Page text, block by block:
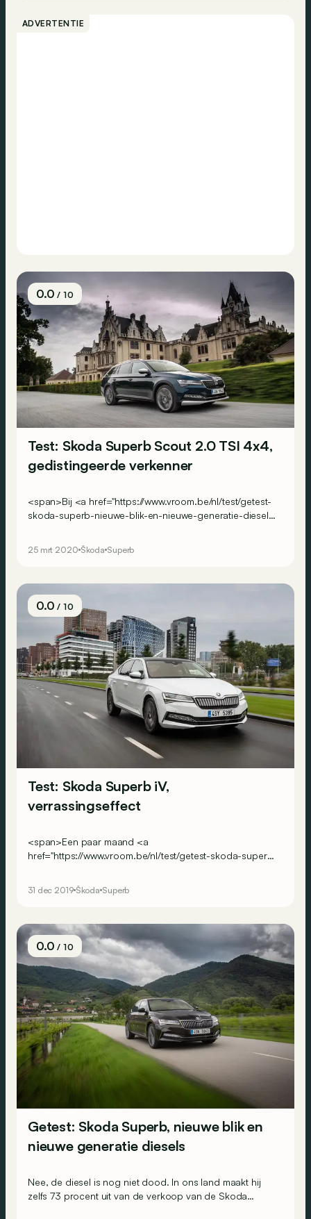
ADVERTENTIE
0.0/ 10
Test: Skoda Superb Scout 2.0 TSI 4x4,
gedistingeerde verkenner
<span>Bij <a href="https://www.vroom.be/nl/test/getest-
skoda-superb-nieuwe-blik-en-nieuwe-generatie-diesels-
alleen zijn neus bijgepoederd. Hij kreeg er ook een
nieuwe allewegenvariant bij: de Superb Scout.</span>
25 mrt 2020 Škoda Superb
0.0/ 10
Test: Skoda Superb iV,
verrassingseffect
<span>Een paar maand <a
href="https://www.vroom.be/nl/test/getest-skoda-superb-
facelift</a> kan het vlaggenschip van Skoda nu ook aan
de stekker gaan hangen door de plug-inhybride
Wat geeft deze conversie in de praktijk?</span>
31 dec 2019 Škoda Superb
0.0/ 10
Getest: Skoda Superb, nieuwe blik en
nieuwe generatie diesels
Nee, de diesel is nog niet dood. In ons land maakt hij
zelfs 73 procent uit van de verkoop van de Skoda